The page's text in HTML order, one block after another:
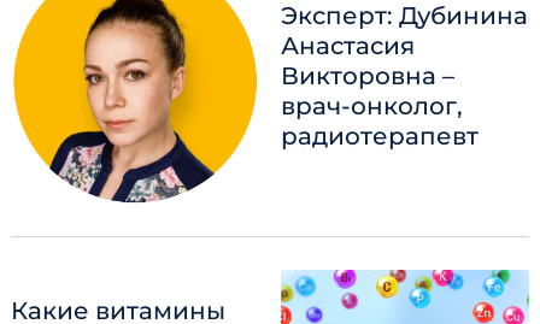
Эксперт: Дубинина
Анастасия
Викторовна –
врач-онколог,
радиотерапевт
Какие витамины